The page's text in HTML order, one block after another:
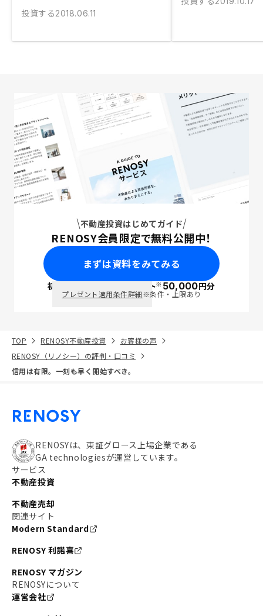
投資する2018.06.11
不動産投資はじめてガイド
RENOSY会員限定で無料公開中！
まずは資料をみてみる
初回面談で ポイント※50,000円分
プレゼント適用条件詳細※条件・上限あり
TOP RENOSY不動産投資
お客様の声
RENOSY（リノシー）の評判・口コミ
信用は有限。一刻も早く開始すべき。
RENOSYは、東証グロース上場企業である
GA technologiesが運営しています。
サービス
不動産投資
不動産売却
関連サイト
Modern Standard
RENOSY 利諾喜
RENOSY マガジン
RENOSYについて
運営会社